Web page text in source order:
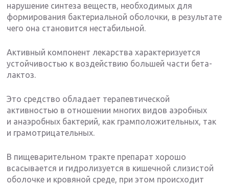
нарушение синтеза веществ, необходимых для
формирования бактериальной оболочки, в результате
чего она становится нестабильной.
Активный компонент лекарства характеризуется
устойчивостью к воздействию большей части бета-
лактоз.
Это средство обладает терапевтической
активностью в отношении многих видов аэробных
и анаэробных бактерий, как грамположительных, так
и грамотрицательных.
В пищеварительном тракте препарат хорошо
всасывается и гидролизуется в кишечной слизистой
оболочке и кровяной среде, при этом происходит